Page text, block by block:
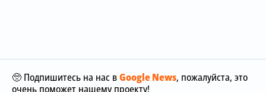
🥺 Подпишитесь на нас вGoogle News, пожалуйста, это
очень поможет нашему проекту!